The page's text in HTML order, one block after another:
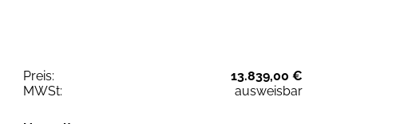
Preis:
13.839,00 €
MWSt:
ausweisbar